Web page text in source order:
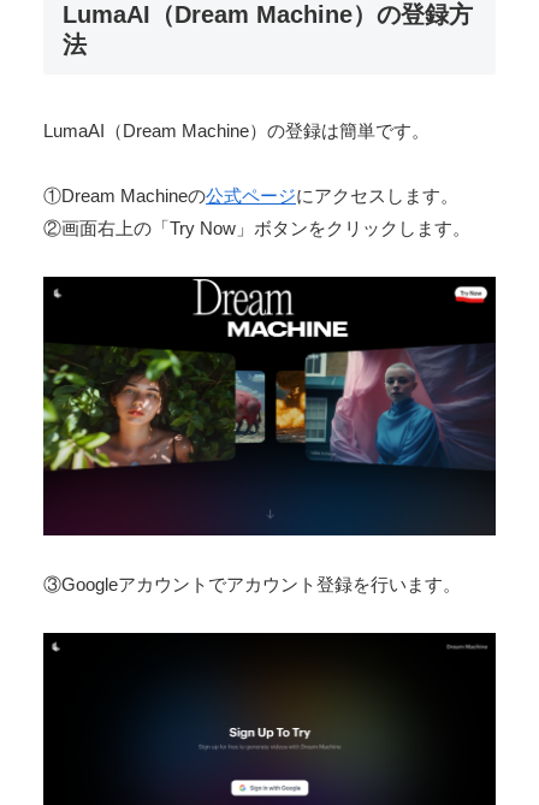
LumaAI（Dream Machine）の登録方
法
LumaAI（Dream Machine）の登録は簡単です。
①Dream Machineの公式ページにアクセスします。
②画面右上の「Try Now」ボタンをクリックします。
③Googleアカウントでアカウント登録を行います。